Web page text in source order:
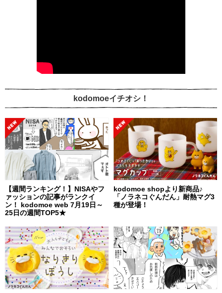
kodomoeイチオシ！
【週間ランキング！】NISAやフ
ァッションの記事がランクイ
ン！ kodomoe web 7月19日～
25日の週間TOP5★
kodomoe shopより新商品♪
「ノラネコぐんだん」耐熱マグ3
種が登場！